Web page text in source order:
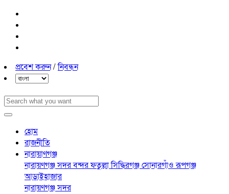
প্রবেশ করুন/নিবন্ধন
হোম
রাজনীতি
নারায়াণগঞ্জ
নারায়ণগঞ্জ সদরবন্দরফতুল্লাসিদ্ধিরগঞ্জসোনারগাঁওরূপগঞ্জ
আড়াইহাজার
নারায়ণগঞ্জ সদর